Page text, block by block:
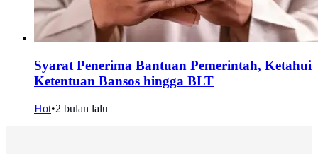
Syarat Penerima Bantuan Pemerintah, Ketahui
Ketentuan Bansos hingga BLT
Hot•2 bulan lalu